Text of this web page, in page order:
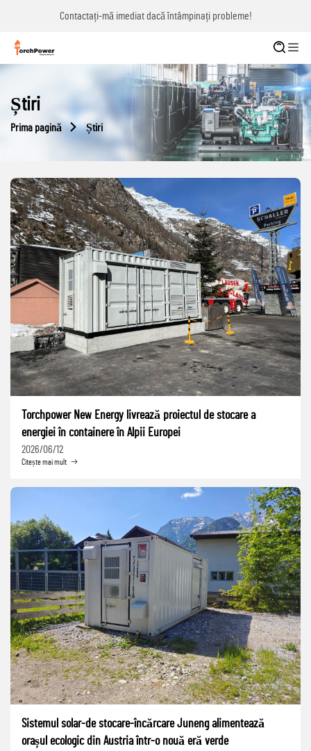
Contactați-mă imediat dacă întâmpinați probleme!
Știri
Prima pagină Știri
Torchpower New Energy livrează proiectul de stocare a
energiei în containere în Alpii Europei
2026/06/12
Citește mai mult
Sistemul solar-de stocare-încărcare Juneng alimentează
orașul ecologic din Austria într-o nouă eră verde